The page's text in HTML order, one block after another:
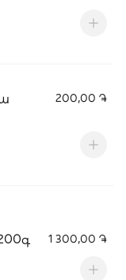
200,00 ֏
1 300,00 ֏